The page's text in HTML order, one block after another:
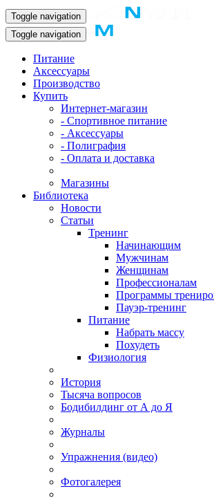
Toggle navigation
Toggle navigation
Питание
Аксессуары
Производство
Купить
Интернет-магазин
- Спортивное питание
- Аксессуары
- Полиграфия
- Оплата и доставка
Магазины
Библиотека
Новости
Статьи
Тренинг
Начинающим
Мужчинам
Женщинам
Профессионалам
Программы
Пауэр-тренинг
Питание
Набрать массу
Похудеть
Физиология
История
Тысяча вопросов
Бодибилдинг от А до Я
Журналы
Упражнения (видео)
Фотогалерея